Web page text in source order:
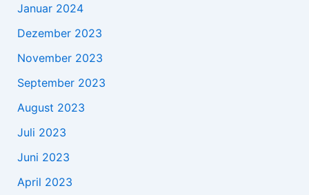
Januar 2024
Dezember 2023
November 2023
September 2023
August 2023
Juli 2023
Juni 2023
April 2023